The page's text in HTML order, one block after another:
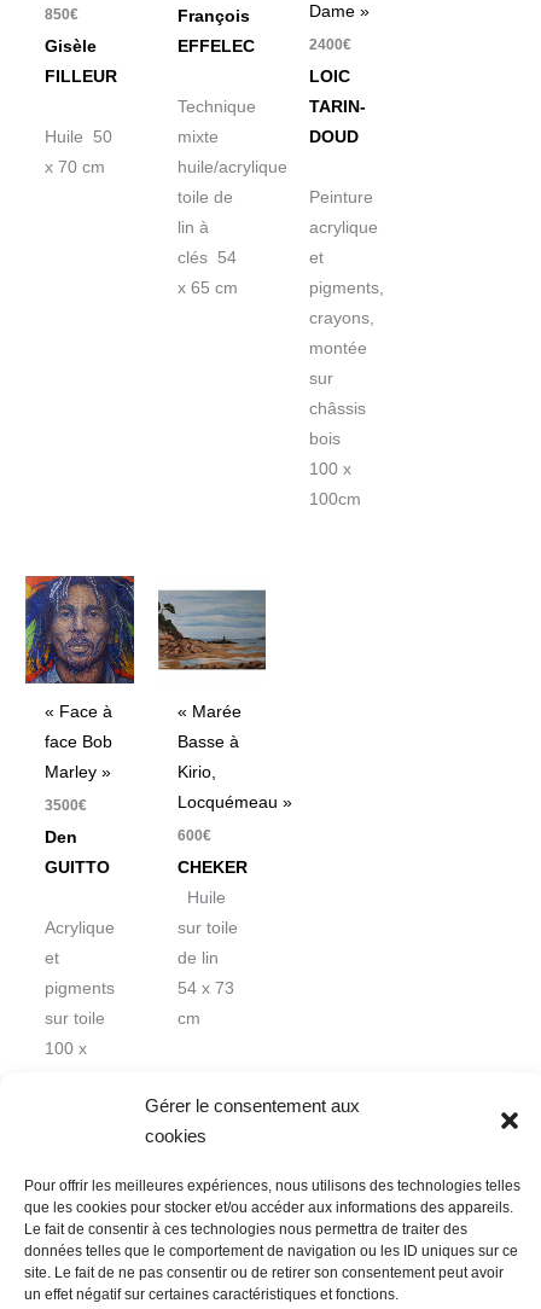
Gérer le consentement aux
cookies
Pour offrir les meilleures expériences, nous utilisons des technologies telles
que les cookies pour stocker et/ou accéder aux informations des appareils.
Le fait de consentir à ces technologies nous permettra de traiter des
données telles que le comportement de navigation ou les ID uniques sur ce
site. Le fait de ne pas consentir ou de retirer son consentement peut avoir
un effet négatif sur certaines caractéristiques et fonctions.
850€
Gisèle
FILLEUR
Huile 50
x 70 cm
François
EFFELEC
Technique
mixte
huile/acrylique
toile de
lin à
clés 54
x 65 cm
Dame »
2400€
LOIC
TARIN-
DOUD
Peinture
acrylique
et
pigments,
crayons,
montée
sur
châssis
bois
100 x
100cm
« Face à
face Bob
Marley »
3500€
Den
GUITTO
Acrylique
et
pigments
sur toile
100 x
« Marée
Basse à
Kirio,
Locquémeau »
600€
CHEKER
Huile
sur toile
de lin
54 x 73
cm
Nous contacter
Conditions Générales de Ventes
Politique de confidentialité
Mentions légales